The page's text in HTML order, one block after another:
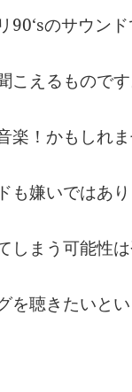
90‘sのサウンド
えるものです
！かもしれま
も嫌いではあ
まう可能性は
を聴きたいと